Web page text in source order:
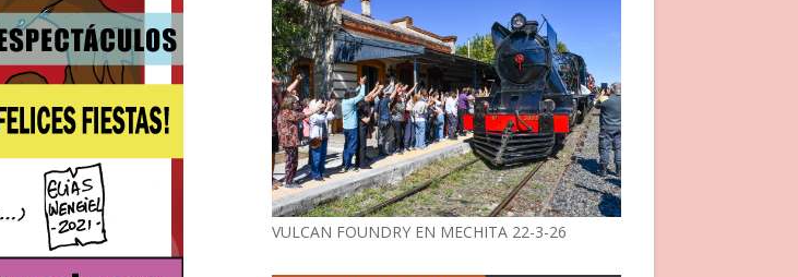
VULCAN FOUNDRY EN MECHITA 22-3-26